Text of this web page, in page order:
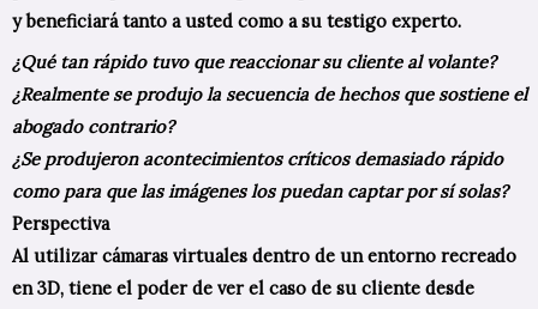
y beneficiará tanto a usted como a su testigo experto.
¿Qué tan rápido tuvo que reaccionar su cliente al volante?
¿Realmente se produjo la secuencia de hechos que sostiene el
abogado contrario?
¿Se produjeron acontecimientos críticos demasiado rápido
como para que las imágenes los puedan captar por sí solas?
Perspectiva
Al utilizar cámaras virtuales dentro de un entorno recreado
en 3D, tiene el poder de ver el caso de su cliente desde